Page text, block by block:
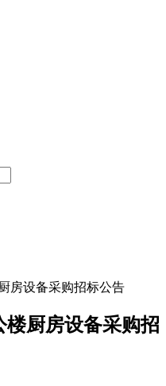
房设备采购招标公告
厨房设备采购招